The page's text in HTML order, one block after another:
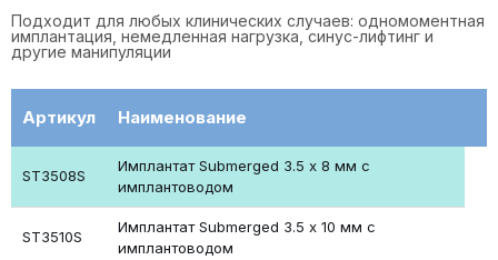
Подходит для любых клинических случаев: одномоментная
имплантация, немедленная нагрузка, синус-лифтинг и
другие манипуляции
Артикул Наименование
ST3508S
Имплантат Submerged 3.5 х 8 мм с
имплантоводом
ST3510S
Имплантат Submerged 3.5 х 10 мм с
имплантоводом